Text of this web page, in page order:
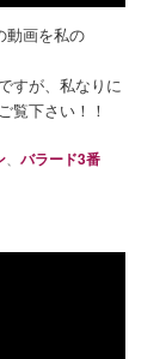
動画を私の
すが、私なりに
覧下さい！！
、バラード3番